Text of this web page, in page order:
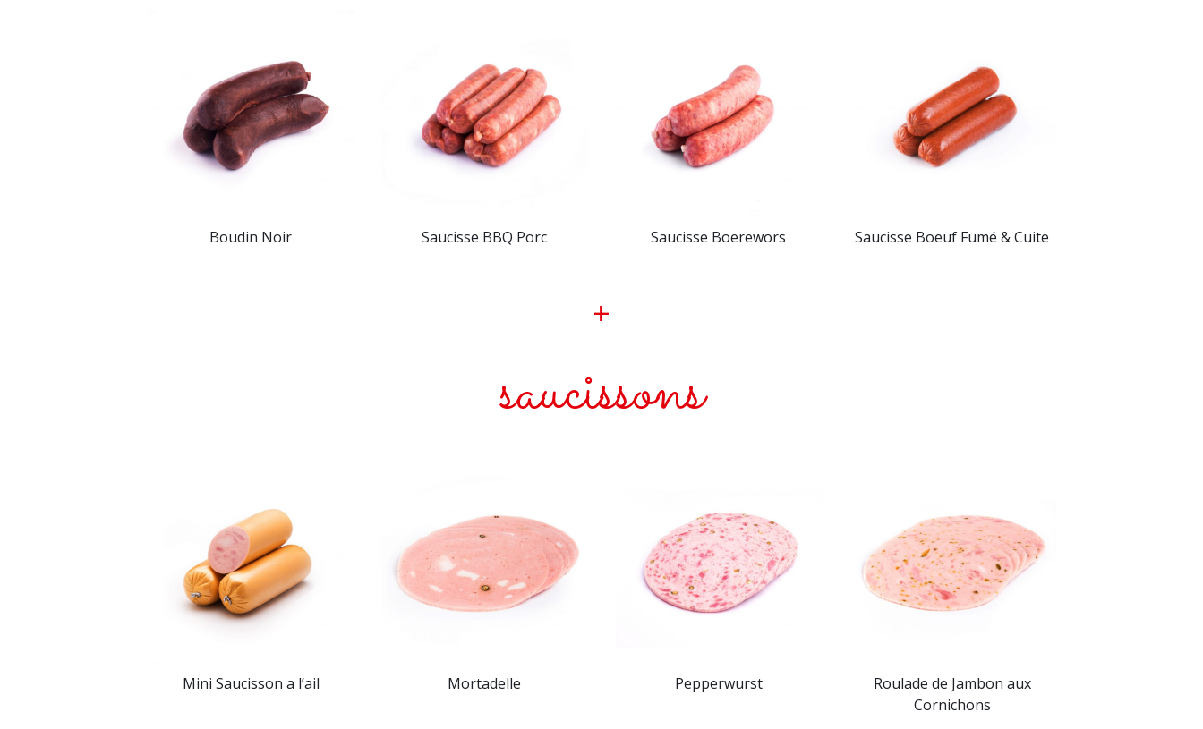
Boudin Noir Saucisse BBQ Porc Saucisse Boerewors Saucisse Boeuf Fumé & Cuite
+
saucissons
Mini Saucisson a l’ail Mortadelle Pepperwurst
Roulade de Jambon aux
Cornichons